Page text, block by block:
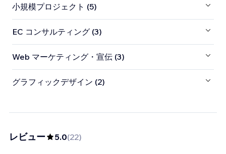
小規模プロジェクト (5)
EC コンサルティング (3)
Web マーケティング・宣伝 (3)
グラフィックデザイン (2)
レビュー 5.0(22)